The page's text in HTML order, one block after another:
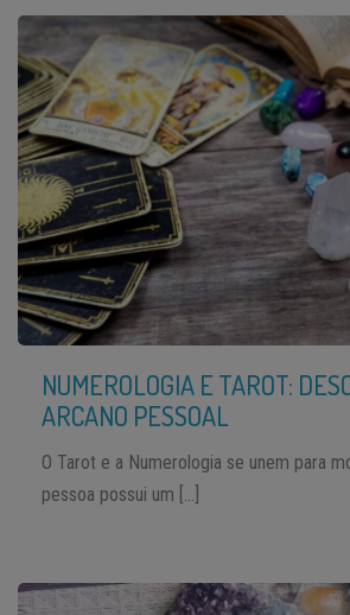
NUMEROLOGIA E TAROT:
ARCANO PESSOAL
O Tarot e a Numerologia se unem para
pessoa possui um […]